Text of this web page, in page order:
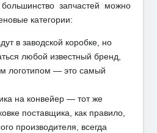
запчастей можно
категории:
в заводской коробке, но
любой известный бренд,
логотипом — это самый
на конвейер — тот же
поставщика, как правило,
производителя, всегда